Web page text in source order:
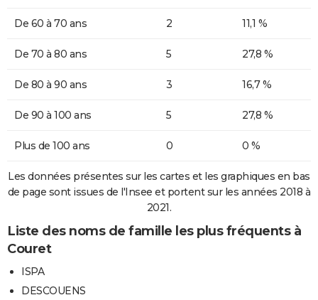
De 60 à 70 ans 2 11,1 %
De 70 à 80 ans 5 27,8 %
De 80 à 90 ans 3 16,7 %
De 90 à 100 ans 5 27,8 %
Plus de 100 ans 0 0 %
Les données présentes sur les cartes et les graphiques en bas
de page sont issues de l'Insee et portent sur les années 2018 à
2021.
Liste des noms de famille les plus fréquents à
Couret
ISPA
DESCOUENS